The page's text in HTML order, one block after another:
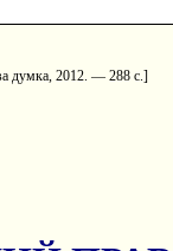
думка, 2012. — 288 с.]